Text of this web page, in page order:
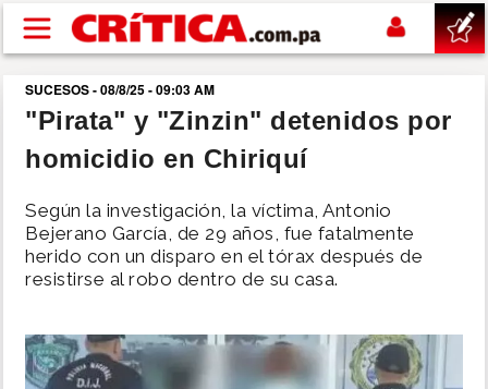
Pasar al contenido principal
buscar
SUCESOS
NACIONAL
POLÍTICA
SHOW
SUCESOS - 08/8/25 - 09:03 AM
"Pirata" y "Zinzin" detenidos por
homicidio en Chiriquí
Según la investigación, la víctima, Antonio
Bejerano García, de 29 años, fue fatalmente
herido con un disparo en el tórax después de
resistirse al robo dentro de su casa.